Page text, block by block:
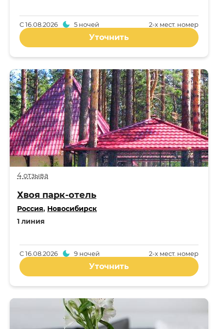
2-x мест. номер
С16.08.2026 5 ночей
Уточнить
4 отзыва
Хвоя парк-отель
Россия, Новосибирск
1 линия
2-x мест. номер
С16.08.2026 9 ночей
Уточнить